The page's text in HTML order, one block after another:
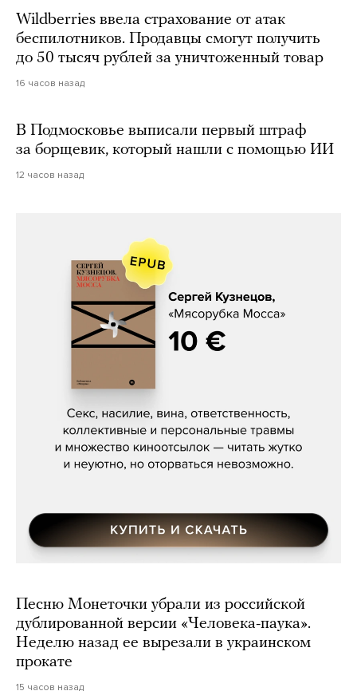
Wildberries ввела страхование от атак
беспилотников. Продавцы смогут получить
до 50 тысяч рублей за уничтоженный товар
16 часов назад
В Подмосковье выписали первый штраф
за борщевик, который нашли с помощью ИИ
12 часов назад
Сергей Кузнецов, «Мясорубка
Песню Монеточки убрали из российской
дублированной версии «Человека-паука».
Неделю назад ее вырезали в украинском
прокате
15 часов назад